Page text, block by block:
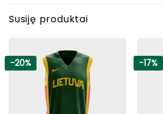
Susiję produktai
-20% -17%